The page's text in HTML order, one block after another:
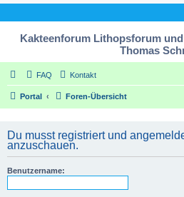
Kakteenforum Lithopsforum
Thomas
FAQ Kontakt
Portal Foren-Übersicht
Du musst registriert und
anzuschauen.
Benutzername: